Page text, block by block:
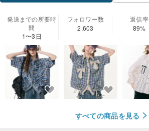
発送までの所要時
間
1〜3日
フォロワー数
2,603
返信率
89%
すべての商品を見る